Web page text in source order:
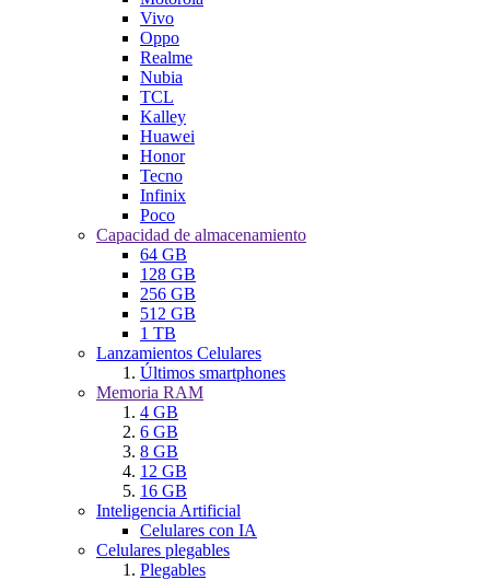
Vivo
Oppo
Realme
Nubia
TCL
Kalley
Huawei
Honor
Tecno
Infinix
Poco
Capacidad de almacenamiento
64 GB
128 GB
256 GB
512 GB
1 TB
Lanzamientos Celulares
Últimos smartphones
Memoria RAM
4 GB
6 GB
8 GB
12 GB
16 GB
Inteligencia Artificial
Celulares con IA
Celulares plegables
Plegables